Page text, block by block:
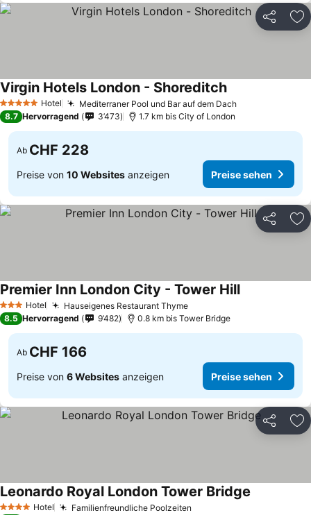
Teilen
5 Sterne Hotel Mediterraner Pool und Bar auf dem DachPreise sehen
Virgin Hotels London - ShoreditchPreise sehen
8.7 Hervorragend 3’473 1.7 km bis City of London
Ab CHF 228
Preise von 10 Websites anzeigen Preise sehen
Teilen
3 SterneHotel Hauseigenes Restaurant ThymePreise sehen
Premier Inn London City - Tower HillPreise sehen
8.5 Hervorragend 9’482 0.8 km bis Tower Bridge
Ab CHF 166
Preise von 6 Websites anzeigen Preise sehen
Teilen
4 Sterne Hotel Familienfreundliche Poolzeiten
Leonardo Royal London Tower Bridge